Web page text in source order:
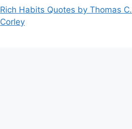
Rich Habits Quotes by Thomas C.
Corley